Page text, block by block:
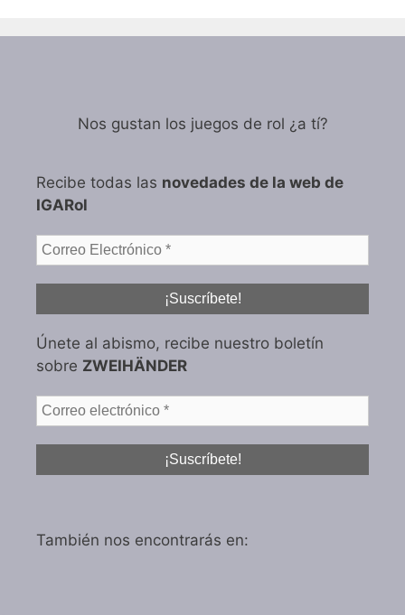
Nos gustan los juegos de rol ¿a tí?
Recibe todas las novedades de la web de
IGARol
Únete al abismo, recibe nuestro boletín
sobre ZWEIHÄNDER
También nos encontrarás en: